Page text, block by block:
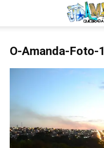
O-Amanda-Foto-1